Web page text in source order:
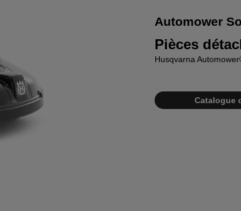
Automower
Pièces
Husqvarna
Catalogue